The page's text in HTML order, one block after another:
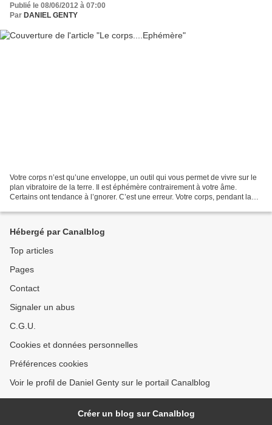
Publié le 08/06/2012 à 07:00
Par DANIEL GENTY
Votre corps n’est qu’une enveloppe, un outil qui vous permet de vivre sur le
plan vibratoire de la terre. Il est éphémère contrairement à votre âme.
Certains ont tendance à l’gnorer. C’est une erreur. Votre corps, pendant la
Hébergé par Canalblog
Top articles
Pages
Contact
Signaler un abus
C.G.U.
Cookies et données personnelles
Préférences cookies
Voir le profil de Daniel Genty sur le portail Canalblog
Créer un blog sur Canalblog